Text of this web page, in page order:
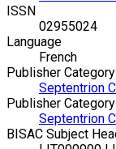
ISSN
02955024
Language
French
Publisher Category
Septentrion
Publisher Category
Septentrion
BISAC Subject